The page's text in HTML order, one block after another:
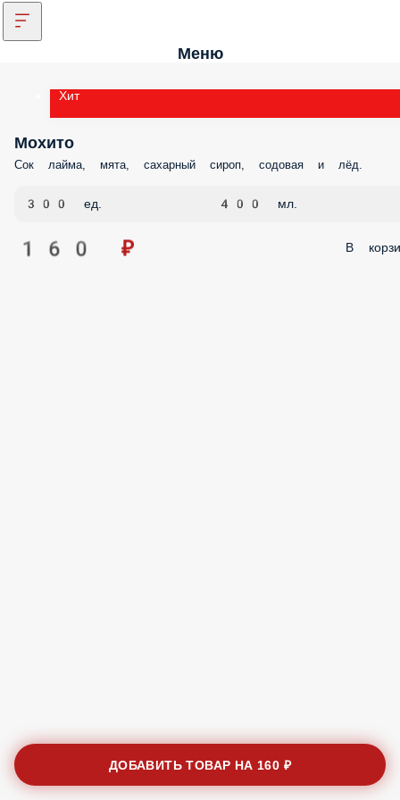
Меню
Хит
Мохито
Сок лайма, мята, сахарный сироп, содовая и лёд.
300 ед. 400 мл.
160 ₽ В
ДОБАВИТЬ ТОВАР НА 160 ₽